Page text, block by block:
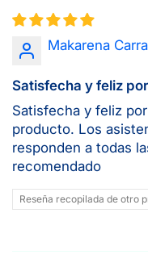
Makarena
Satisfecha y feliz
Satisfecha y feliz
producto. Los
responden a todas
recomendado
Reseña recopilada de otro